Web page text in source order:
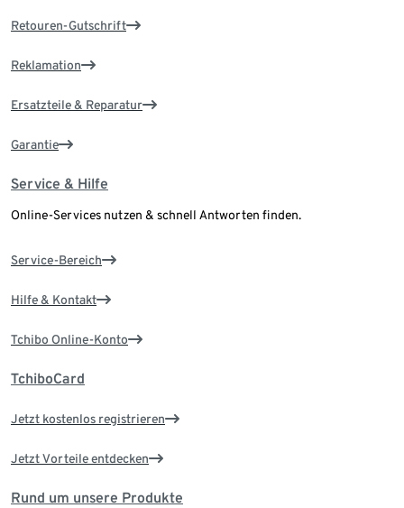
Retouren-Gutschrift
Reklamation
Ersatzteile & Reparatur
Garantie
Service & Hilfe
Online-Services nutzen & schnell Antworten finden.
Service-Bereich
Hilfe & Kontakt
Tchibo Online-Konto
TchiboCard
Jetzt kostenlos registrieren
Jetzt Vorteile entdecken
Rund um unsere Produkte